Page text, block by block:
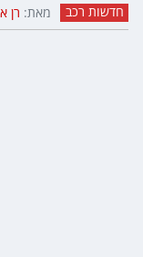
חדשות רכב מאת: רן